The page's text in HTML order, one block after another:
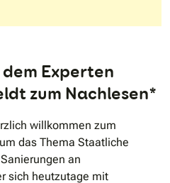
Experten
zum Nachlesen*
willkommen zum
das Thema Staatliche
an
sich heutzutage mit